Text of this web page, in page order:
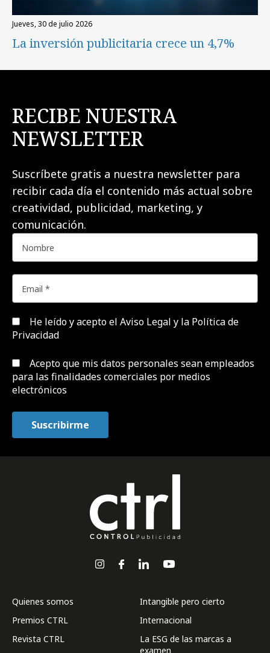
jueves, 30 de julio 2026
La inversión publicitaria crece un 4,7%
RECIBE NUESTRA
NEWSLETTER
Suscríbete gratis a nuestra newsletter para
recibir cada día el contenido más actual sobre
creatividad, publicidad, marketing, y
comunicación.
He leído y acepto el Aviso Legal y la Política de
Privacidad
Acepto que mis datos personales sean empleados
para las finalidades comerciales por medios
electrónicos
Quienes somos
Premios CTRL
Revista CTRL
Intangible pero cierto
Internacional
La ESG de las marcas a
examen